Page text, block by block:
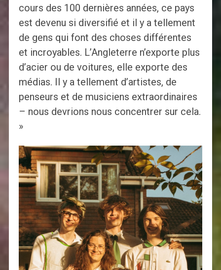
cours des 100 dernières années, ce pays
est devenu si diversifié et il y a tellement
de gens qui font des choses différentes
et incroyables. L’Angleterre n’exporte plus
d’acier ou de voitures, elle exporte des
médias. Il y a tellement d’artistes, de
penseurs et de musiciens extraordinaires
– nous devrions nous concentrer sur cela.
»